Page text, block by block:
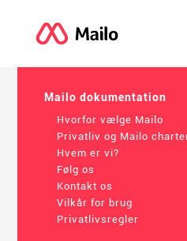
Mailo dokumentation
Hvorfor vælge Mailo
Privatliv og Mailo
Hvem er vi?
Følg os
Kontakt os
Vilkår for brug
Privatlivsregler